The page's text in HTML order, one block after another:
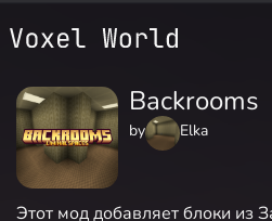
Backrooms
by Elka
Этот мод добавляет блоки из